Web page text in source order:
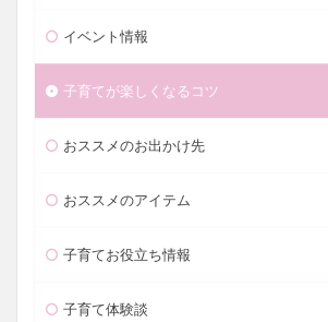
イベント情報
子育てが楽しくなるコツ
おススメのお出かけ先
おススメのアイテム
子育てお役立ち情報
子育て体験談